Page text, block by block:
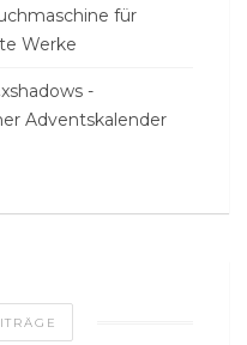
für
Werke
-
Adventskalender